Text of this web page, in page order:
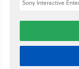
Sony Interactive